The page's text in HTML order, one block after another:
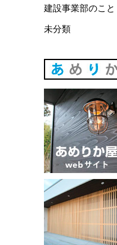
建設事業部のこと
未分類